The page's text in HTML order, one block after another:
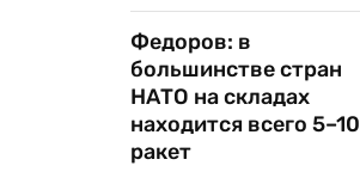
Федоров: в
большинстве стран
НАТО на складах
находится всего 5–10
ракет